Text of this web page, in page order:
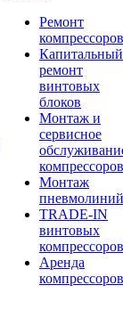
Ремонт
компрессоров
Капитальный
ремонт
винтовых
блоков
Монтаж и
сервисное
компрессоров
Монтаж
пневмолиний
TRADE-IN
винтовых
компрессоров
Аренда
компрессоров